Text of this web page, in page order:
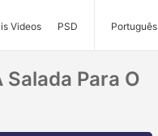
Videos PSD Português
Para O